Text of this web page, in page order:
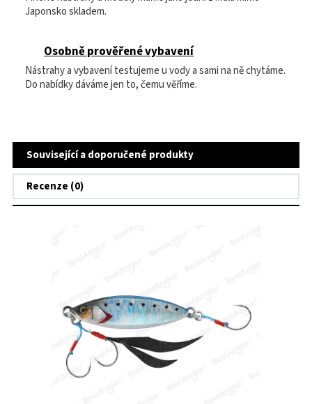
Japonsko skladem.
Osobně prověřené vybavení
Nástrahy a vybavení testujeme u vody a sami na ně chytáme.
Do nabídky dáváme jen to, čemu věříme.
Související a doporučené produkty
Recenze (0)